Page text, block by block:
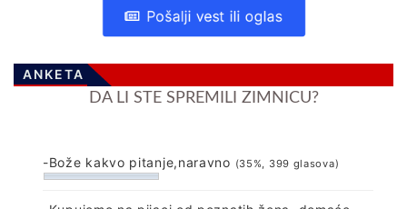
Pošalji vest ili oglas
ANKETA
DA LI STE SPREMILI ZIMNICU?
-Bože kakvo pitanje,naravno (35%, 399 glasova)